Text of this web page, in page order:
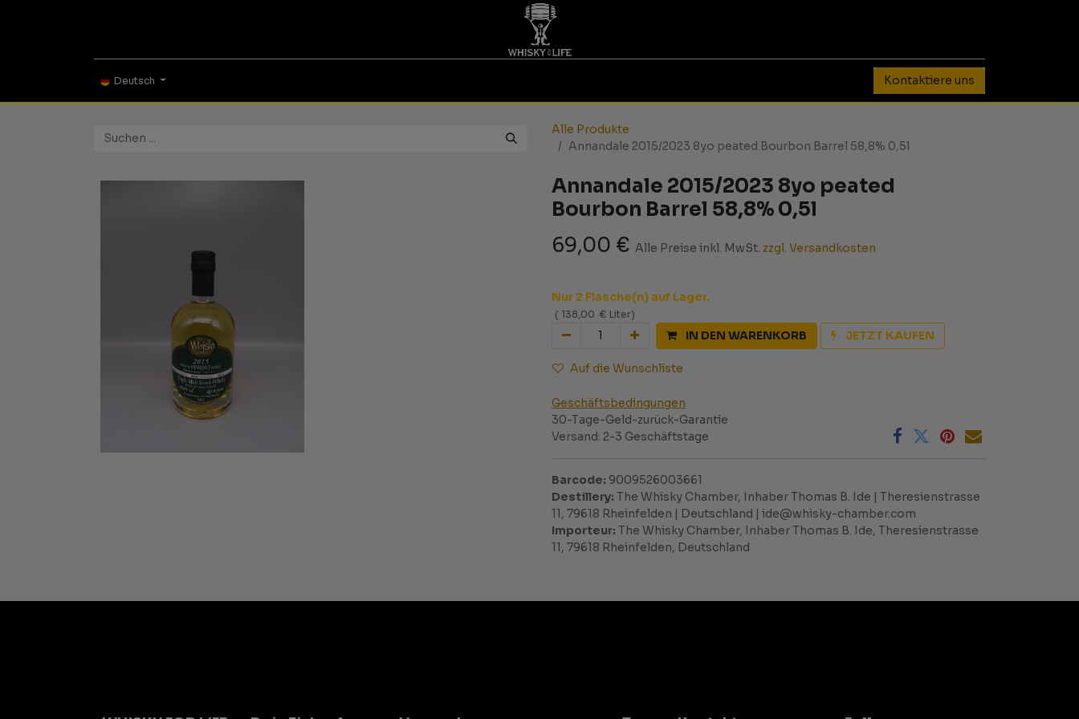
Deutsch Kontaktiere uns
Alle Produkte
Annandale 2015/2023 8yo peated Bourbon Barrel 58,8% 0,5l
Annandale 2015/2023 8yo peated
Bourbon Barrel 58,8% 0,5l
69,00 € Alle Preise inkl. MwSt. zzgl. Versandkosten
Nur 2 Flasche(n) auf Lager.
( 138,00 € Liter)
IN DEN WARENKORB JETZT KAUFEN
Auf die Wunschliste
Geschäftsbedingungen
30-Tage-Geld-zurück-Garantie
Versand: 2-3 Geschäftstage
Barcode: 9009526003661
Destillery: The Whisky Chamber, Inhaber Thomas B. Ide | Theresienstrasse
11, 79618 Rheinfelden | Deutschland | ide@whisky-chamber.com
Importeur: The Whisky Chamber, Inhaber Thomas B. Ide, Theresienstrasse
11, 79618 Rheinfelden, Deutschland